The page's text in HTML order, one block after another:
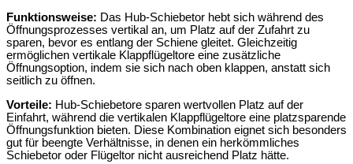
Funktionsweise: Das Hub-Schiebetor hebt sich während des
Öffnungsprozesses vertikal an, um Platz auf der Zufahrt zu
sparen, bevor es entlang der Schiene gleitet. Gleichzeitig
ermöglichen vertikale Klappflügeltore eine zusätzliche
Öffnungsoption, indem sie sich nach oben klappen, anstatt sich
seitlich zu öffnen.
Vorteile: Hub-Schiebetore sparen wertvollen Platz auf der
Einfahrt, während die vertikalen Klappflügeltore eine platzsparende
Öffnungsfunktion bieten. Diese Kombination eignet sich besonders
gut für beengte Verhältnisse, in denen ein herkömmliches
Schiebetor oder Flügeltor nicht ausreichend Platz hätte.